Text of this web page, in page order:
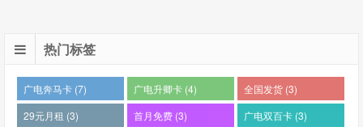
热门标签
广电奔马卡 (7) 广电升卿卡 (4)
全国发货 (3)
29元月租 (3)
首月免费 (3)
广电双百卡 (3)